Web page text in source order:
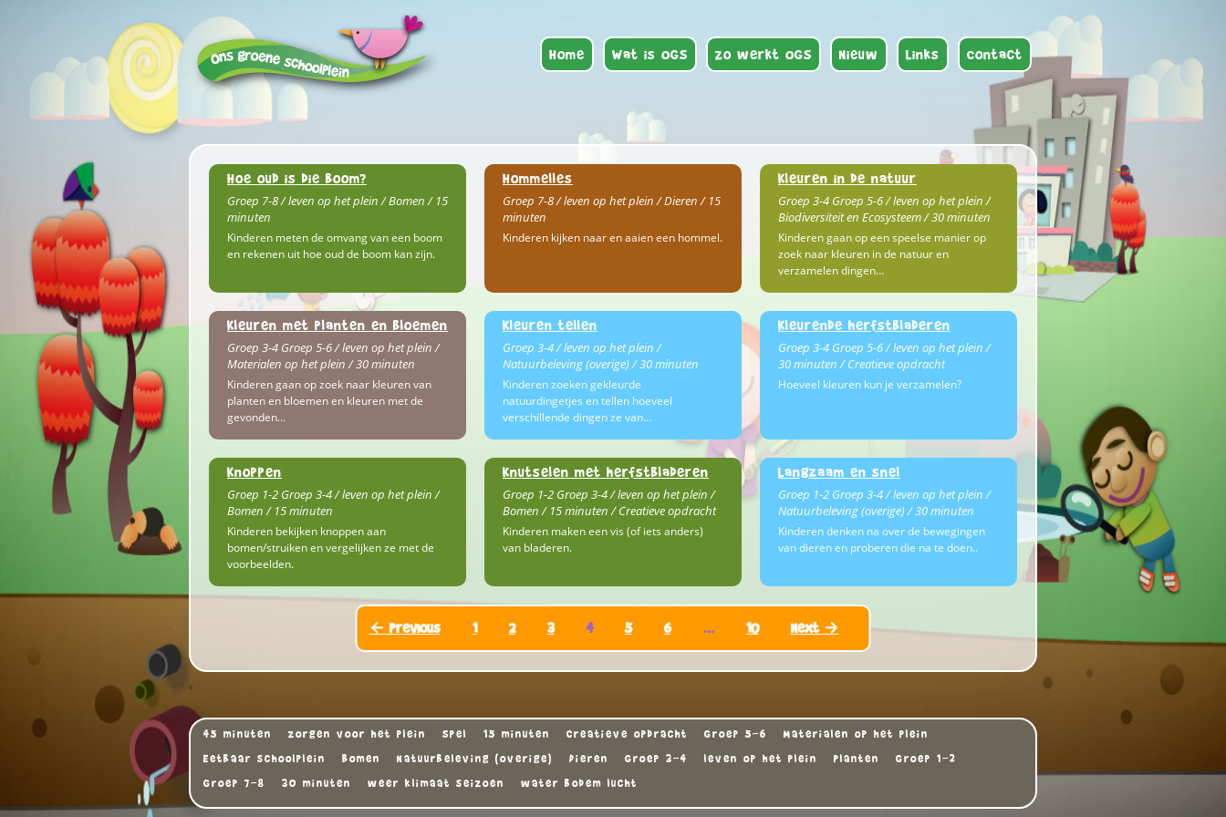
Home Wat is OGS Zo werkt OGS Nieuw Links Contact
Hoe oud is die boom?
Groep 7-8 / leven op het plein / Bomen / 15
minuten
Kinderen meten de omvang van een boom
en rekenen uit hoe oud de boom kan zijn.
Hommelles
Groep 7-8 / leven op het plein / Dieren / 15
minuten
Kinderen kijken naar en aaien een hommel.
Kleuren in de natuur
Groep 3-4 Groep 5-6 / leven op het plein /
Biodiversiteit en Ecosysteem / 30 minuten
Kinderen gaan op een speelse manier op
zoek naar kleuren in de natuur en
verzamelen dingen…
Kleuren met planten en bloemen
Groep 3-4 Groep 5-6 / leven op het plein /
Materialen op het plein / 30 minuten
Kinderen gaan op zoek naar kleuren van
planten en bloemen en kleuren met de
gevonden…
Kleuren tellen
Groep 3-4 / leven op het plein /
Natuurbeleving (overige) / 30 minuten
Kinderen zoeken gekleurde
natuurdingetjes en tellen hoeveel
verschillende dingen ze van…
Kleurende herfstbladeren
Groep 3-4 Groep 5-6 / leven op het plein /
30 minuten / Creatieve opdracht
Hoeveel kleuren kun je verzamelen?
Knoppen
Groep 1-2 Groep 3-4 / leven op het plein /
Bomen / 15 minuten
Kinderen bekijken knoppen aan
bomen/struiken en vergelijken ze met de
voorbeelden.
Knutselen met herfstbladeren
Groep 1-2 Groep 3-4 / leven op het plein /
Bomen / 15 minuten / Creatieve opdracht
Kinderen maken een vis (of iets anders)
van bladeren.
Langzaam en snel
Groep 1-2 Groep 3-4 / leven op het plein /
Natuurbeleving (overige) / 30 minuten
Kinderen denken na over de bewegingen
van dieren en proberen die na te doen..
← Previous 1 2 3 4 5 6 … 10 Next →
45 minuten zorgen voor het plein Spel 15 minuten Creatieve opdracht Groep 5-6
Materialen op het plein
Eetbaar schoolplein
Bomen Natuurbeleving (overige) Dieren Groep 3-4 leven op het plein Planten
Groep 1-2
Groep 7-8
30 minuten weer klimaat seizoen water bodem lucht